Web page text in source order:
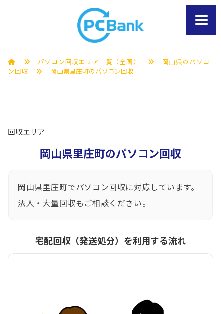
パソコン回収エリア一覧（全国）
岡山県のパソコ
ン回収
岡山県里庄町のパソコン回収
回収エリア
岡山県里庄町のパソコン回収
岡山県里庄町でパソコン回収に対応しています。
法人・大量回収もご相談ください。
宅配回収（発送処分）を利用する流れ